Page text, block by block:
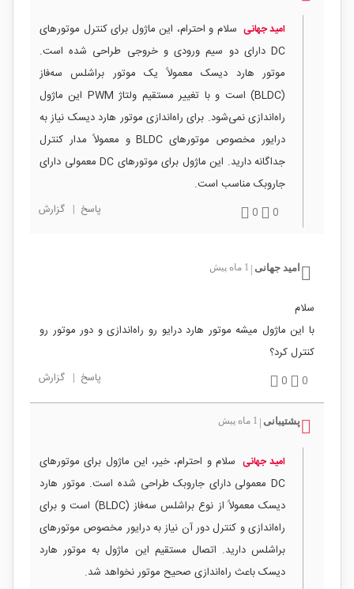
امید جهانی سلام و احترام، این ماژول برای کنترل موتورهای
DC دارای دو سیم ورودی و خروجی طراحی شده است.
موتور هارد دیسک معمولاً یک موتور براشلس سه‌فاز
(BLDC) است و با تغییر مستقیم ولتاژ PWM این ماژول
راه‌اندازی نمی‌شود. برای راه‌اندازی موتور هارد دیسک نیاز به
درایور مخصوص موتورهای BLDC و معمولاً مدار کنترل
جداگانه دارید. این ماژول برای موتورهای DC معمولی دارای
جاروبک مناسب است.
0
0 پاسخ | گزارش
امید جهانی 1 ماه پیش
سلام
با این ماژول میشه موتور هارد درایو رو راه‌اندازی و دور موتور رو
کنترل کرد؟
0
0 پاسخ | گزارش
پشتیبانی 1 ماه پیش
امید جهانی سلام و احترام، خیر، این ماژول برای موتورهای
DC معمولی دارای جاروبک طراحی شده است. موتور هارد
دیسک معمولاً از نوع براشلس سه‌فاز (BLDC) است و برای
راه‌اندازی و کنترل دور آن نیاز به درایور مخصوص موتورهای
براشلس دارید. اتصال مستقیم این ماژول به موتور هارد
دیسک باعث راه‌اندازی صحیح موتور نخواهد شد.